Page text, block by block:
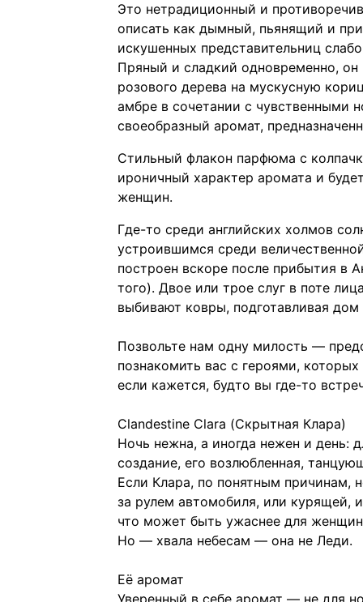
Это нетрадиционный и
описать как дымный, пьянящий и
искушенных представительниц
Пряный и сладкий одновременно,
розового дерева на мускусную
амбре в сочетании с чувственными
своеобразный аромат,
Стильный флакон парфюма с
ироничный характер аромата и
женщин.
Где-то среди английских холмов
устроившимся среди
построен вскоре после прибытия в
того). Двое или трое слуг в поте
выбивают ковры, подготавливая дом
Позвольте нам одну милость —
познакомить вас с героями,
если кажется, будто вы где-то
Clandestine Clara (Скрытная Клара)
Ночь нежна, а иногда нежен и
создание, его возлюбленная,
Если Клара, по понятным
за рулем автомобиля, или курящей,
что может быть ужаснее для
Но — хвала небесам — она не Леди.
Её аромат
Уверенный в себе аромат — не для